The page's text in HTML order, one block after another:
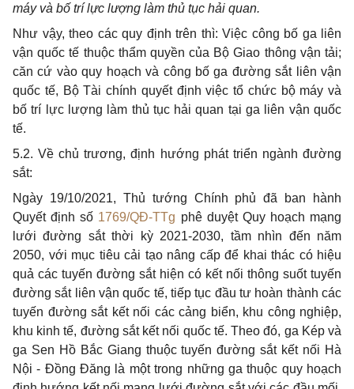
máy và bố trí lực lượng làm thủ tục hải quan.
Như vậy, theo các quy định trên thì: Việc công bố ga liên
vận quốc tế thuộc thẩm quyền của Bộ Giao thông vận tải;
căn cứ vào quy hoạch và công bố ga đường sắt liên vận
quốc tế, Bộ Tài chính quyết định việc tổ chức bộ máy và
bố trí lực lượng làm thủ tục hải quan tại ga liên vận quốc
tế.
5.2. Về chủ trương, định hướng phát triển ngành đường
sắt:
Ngày 19/10/2021, Thủ tướng Chính phủ đã ban hành
Quyết định số 1769/QĐ-TTg phê duyệt Quy hoạch mạng
lưới đường sắt thời kỳ 2021-2030, tầm nhìn đến năm
2050, với mục tiêu cải tạo nâng cấp để khai thác có hiệu
quả các tuyến đường sắt hiện có kết nối thông suốt tuyến
đường sắt liên vận quốc tế, tiếp tục đầu tư hoàn thành các
tuyến đường sắt kết nối các cảng biển, khu công nghiệp,
khu kinh tế, đường sắt kết nối quốc tế. Theo đó, ga Kép và
ga Sen Hồ Bắc Giang thuộc tuyến đường sắt kết nối Hà
Nội - Đồng Đăng là một trong những ga thuộc quy hoạch